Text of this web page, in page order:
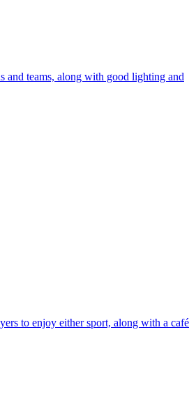
and teams, along with good lighting and
to enjoy either sport, along with a café